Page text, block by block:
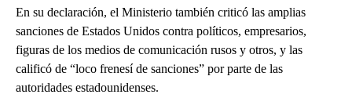
En su declaración, el Ministerio también criticó las amplias
sanciones de Estados Unidos contra políticos, empresarios,
figuras de los medios de comunicación rusos y otros, y las
calificó de “loco frenesí de sanciones” por parte de las
autoridades estadounidenses.